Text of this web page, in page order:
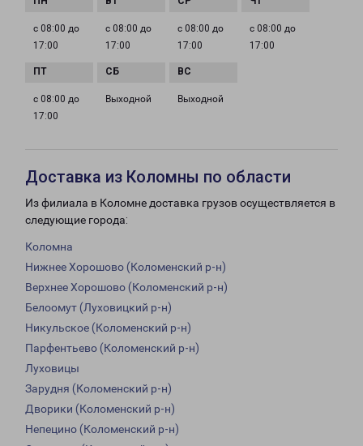
с 08:00 до
17:00
с 08:00 до
17:00
с 08:00 до
17:00
с 08:00 до
17:00
с 08:00 до
17:00
Выходной Выходной
Доставка из Коломны по области
Из филиала в Коломне доставка грузов осуществляется в
следующие города:
Коломна
Нижнее Хорошово (Коломенский р-н)
Верхнее Хорошово (Коломенский р-н)
Белоомут (Луховицкий р-н)
Никульское (Коломенский р-н)
Парфентьево (Коломенский р-н)
Луховицы
Зарудня (Коломенский р-н)
Дворики (Коломенский р-н)
Непецино (Коломенский р-н)